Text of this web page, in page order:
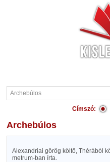
Címszó:
Archebúlos
Alexandriai görög költő, Thérából
metrum-ban írta.